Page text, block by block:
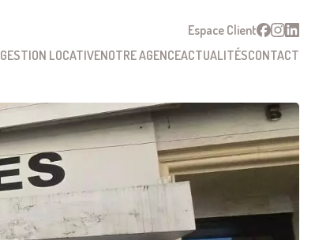
Espace Client
GESTION LOCATIVENOTRE AGENCEACTUALITÉSCONTACT